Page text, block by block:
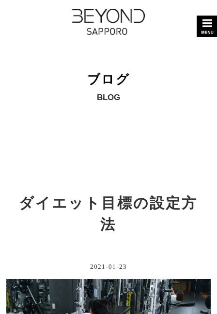
ブログ
BLOG
ダイエット目標の設定方
法
2021-01-23